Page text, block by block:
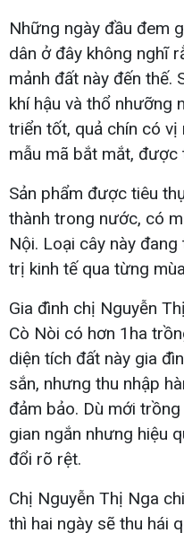
Những ngày đầu đem
dân ở đây không nghĩ
mảnh đất này đến thế.
khí hậu và thổ nhưỡng
triển tốt, quả chín có vị
mẫu mã bắt mắt,
Sản phẩm được tiêu
thành trong nước, có
Nội. Loại cây này
trị kinh tế qua từng
Gia đình chị Nguyễn
Cò Nòi có hơn 1ha
diện tích đất này gia
sắn, nhưng thu nhập
đảm bảo. Dù mới
gian ngắn nhưng hiệu
đổi rõ rệt.
Chị Nguyễn Thị Nga
thì hai ngày sẽ thu hái